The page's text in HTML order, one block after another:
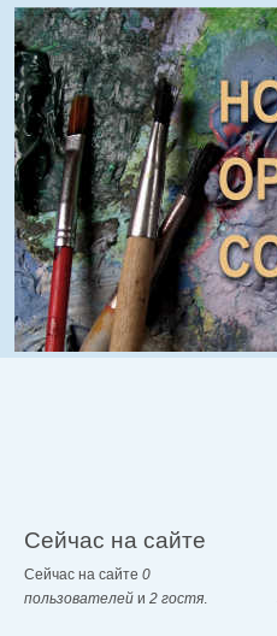
Сейчас на сайте
Сейчас на сайте 0
пользователей и 2 гостя.